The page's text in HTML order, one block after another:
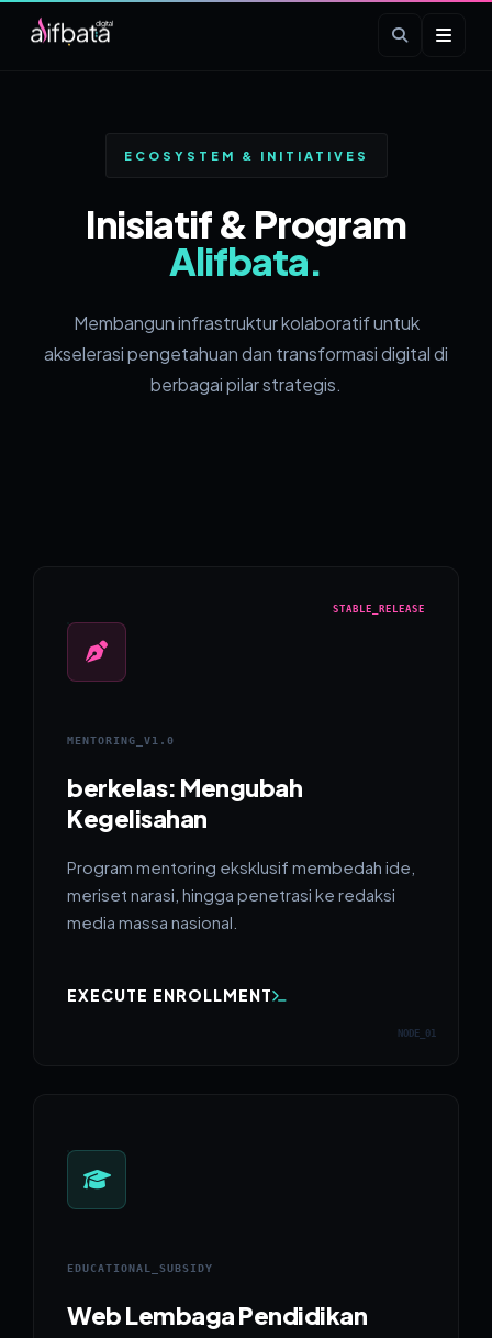
ECOSYSTEM & INITIATIVES
Inisiatif & Program
Alifbata.
Membangun infrastruktur kolaboratif untuk
akselerasi pengetahuan dan transformasi digital di
berbagai pilar strategis.
STABLE_RELEASE
MENTORING_V1.0
berkelas: Mengubah
Kegelisahan
Program mentoring eksklusif membedah ide,
meriset narasi, hingga penetrasi ke redaksi
media massa nasional.
EXECUTE ENROLLMENT
NODE_01
EDUCATIONAL_SUBSIDY
Web Lembaga Pendidikan